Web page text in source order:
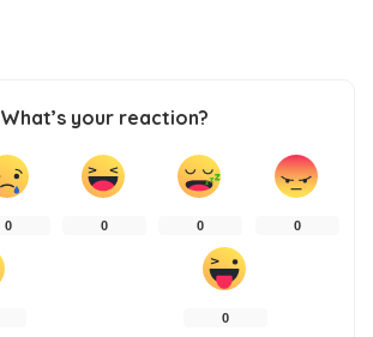
What’s your reaction?
0 0 0 0
0